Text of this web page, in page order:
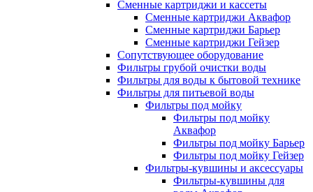
Сменные картриджи и кассеты
Сменные картриджи Аквафор
Сменные картриджи Барьер
Сменные картриджи Гейзер
Сопутствующее оборудование
Фильтры грубой очистки воды
Фильтры для воды к бытовой технике
Фильтры для питьевой воды
Фильтры под мойку
Фильтры под мойку
Аквафор
Фильтры под мойку Барьер
Фильтры под мойку Гейзер
Фильтры-кувшины и аксессуары
Фильтры-кувшины для